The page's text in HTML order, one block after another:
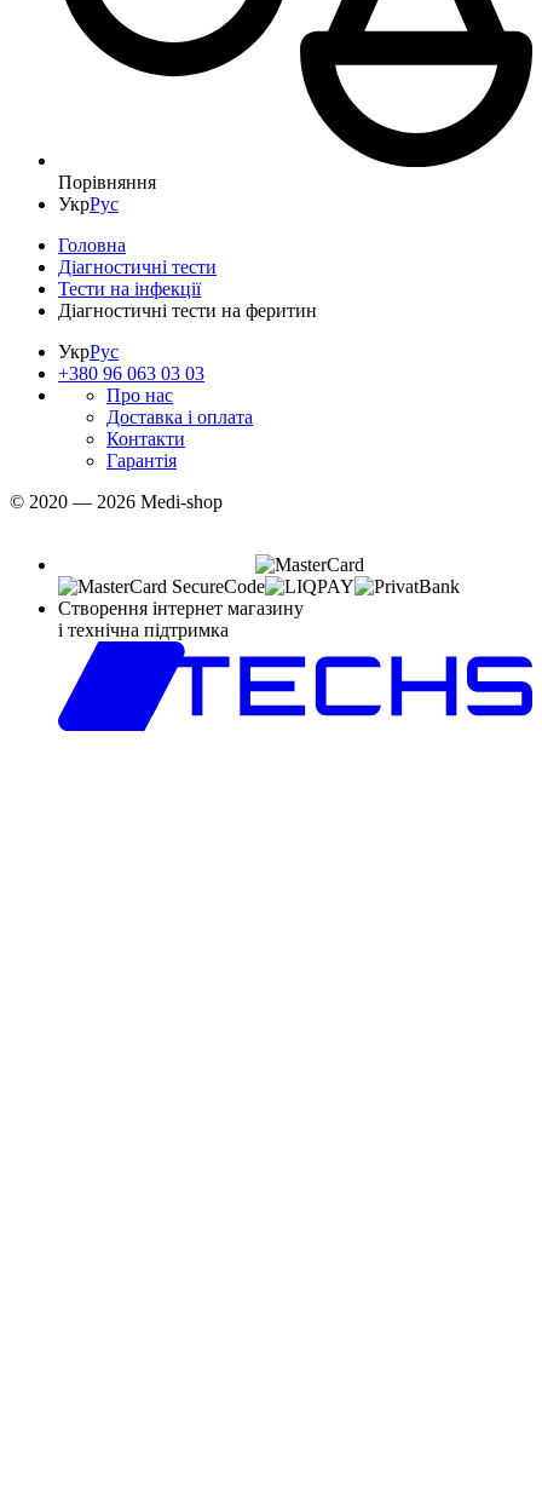
Порівняння
УкрРус
Головна
Діагностичні тести
Тести на інфекції
Діагностичні тести на феритин
УкрРус
+380 96 063 03 03
Про нас
Доставка і оплата
Контакти
Гарантія
© 2020 — 2026 Medi-shop
Створення інтернет магазину
і технічна підтримка